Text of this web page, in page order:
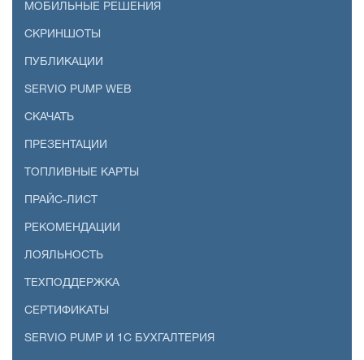
МОБИЛЬНЫЕ РЕШЕНИЯ
СКРИНШОТЫ
ПУБЛИКАЦИИ
SERVIO PUMP WEB
СКАЧАТЬ
ПРЕЗЕНТАЦИИ
ТОПЛИВНЫЕ КАРТЫ
ПРАЙС-ЛИСТ
РЕКОМЕНДАЦИИ
ЛОЯЛЬНОСТЬ
ТЕХПОДДЕРЖКА
СЕРТИФИКАТЫ
SERVIO PUMP И 1С БУХГАЛТЕРИЯ